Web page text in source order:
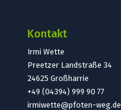
Kontakt
Irmi Wette
Preetzer Landstraße 34
24625 Großharrie
+49 (04394) 999 90 77
irmiwette@pfoten-weg.de